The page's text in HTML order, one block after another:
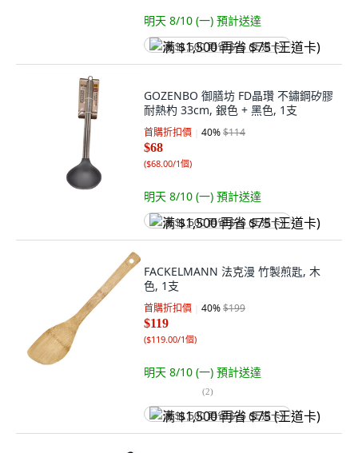
明天 8/10 (一) 預計送達
满 $1,500 再省 $75 (王道卡)
GOZENBO 御膳坊 FD晶瓚 不鏽鋼矽膠
耐熱杓 33cm, 銀色 + 黑色, 1支
首購折扣價 40%$114
$68
($68.00/1個)
明天 8/10 (一) 預計送達
满 $1,500 再省 $75 (王道卡)
FACKELMANN 法克漫 竹製煎匙, 木
色, 1支
首購折扣價 40%$199
$119
($119.00/1個)
明天 8/10 (一) 預計送達
(2)
满 $1,500 再省 $75 (王道卡)